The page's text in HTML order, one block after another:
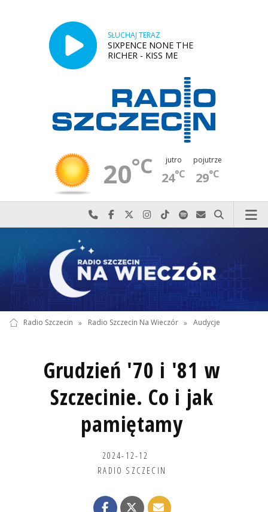
SŁUCHAJ TERAZ
SIXPENCE NONE THE
RICHER - KISS ME
20°C jutro
24°C
pojutrze
29°C
Najlepiej po prostu do nas zadzwoń
Odwiedź nas na Facebook-u
Odwiedź nas na X
Odwiedź nas na Instagram-ie
Odwiedź nas na TikTok-u
Szukaj nas na Spotify
Wyślij do nas
Szukaj
Radio Szczecin » Radio Szczecin Na Wieczór » Audycje
Grudzień '70 i '81 w
Szczecinie. Co i jak
pamiętamy
2024-12-12
RADIO SZCZECIN